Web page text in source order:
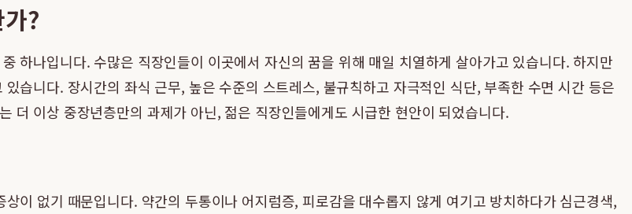
?
하나입니다. 수많은 직장인들이 이곳에서 자신의 꿈을 위해 매일 치열하게 살아가고 있습니다. 하지만
습니다. 장시간의 좌식 근무, 높은 수준의 스트레스, 불규칙하고 자극적인 식단, 부족한 수면 시간 등은
는 더 이상 중장년층만의 과제가 아닌, 젊은 직장인들에게도 시급한 현안이 되었습니다.
이 없기 때문입니다. 약간의 두통이나 어지럼증, 피로감을 대수롭지 않게 여기고 방치하다가 심근경색,